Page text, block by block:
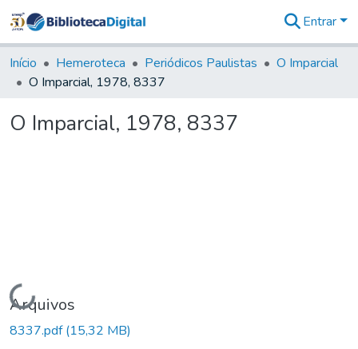
&
Coleções
Tudo na
Digital
Entrar
Início Hemeroteca Periódicos Paulistas
O Imparcial
O Imparcial, 1978, 8337
O Imparcial, 1978, 8337
Carregando...
Arquivos
8337.pdf(15,32 MB)